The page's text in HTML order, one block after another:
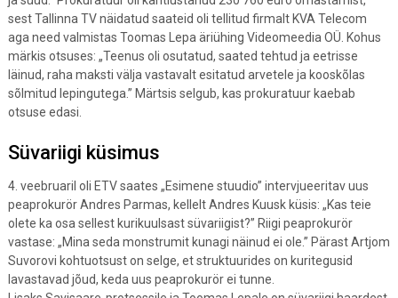
sest Tallinna TV näidatud saateid oli tellitud firmalt KVA Telecom
aga need valmistas Toomas Lepa äriühing Videomeedia OÜ. Kohus
märkis otsuses: „Teenus oli osutatud, saated tehtud ja eetrisse
läinud, raha maksti välja vastavalt esitatud arvetele ja kooskõlas
sõlmitud lepingutega.” Märtsis selgub, kas prokuratuur kaebab
otsuse edasi.
Süvariigi küsimus
4. veebruaril oli ETV saates „Esimene stuudio” intervjueeritav uus
peaprokurör Andres Parmas, kellelt Andres Kuusk küsis: „Kas teie
olete ka osa sellest kurikuulsast süvariigist?” Riigi peaprokurör
vastase: „Mina seda monstrumit kunagi näinud ei ole.” Pärast Artjom
Suvorovi kohtuotsust on selge, et struktuurides on kuritegusid
lavastavad jõud, keda uus peaprokurör ei tunne.